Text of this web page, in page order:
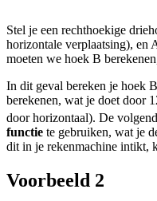
Stel je een rechthoekige
horizontale verplaatsing), en
moeten we hoek B
In dit geval bereken je hoek
berekenen, wat je doet door
door horizontaal). De
functie te gebruiken, wat je
dit in je rekenmachine intikt,
Voorbeeld 2